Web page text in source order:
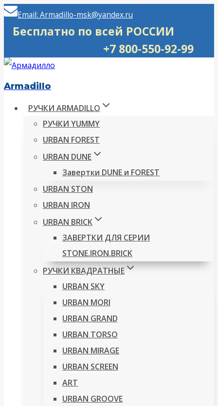
Перейти
Email: Armadillo-msk@yandex.ru
Бесплатно по всей РОССИИ
+7 800-550-92-99
Armadillo
РУЧКИ ARMADILLO
РУЧКИ YUMMY
URBAN FOREST
URBAN DUNE
Завертки DUNE и FOREST
URBAN STON
URBAN IRON
URBAN BRICK
ЗАВЕРТКИ ДЛЯ СЕРИИ
STONE.IRON.BRICK
РУЧКИ КВАДРАТНЫЕ
URBAN SKY
URBAN MORI
URBAN GRAND
URBAN TORSO
URBAN MIRAGE
URBAN SCREEN
ART
URBAN GROOVE